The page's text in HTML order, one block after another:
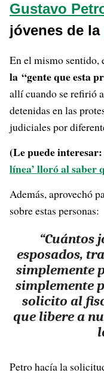
Gustavo
jóvenes de la
En el mismo sentido,
la “gente que esta
allí cuando se refirió
detenidas en las
judiciales por
(Le puede interesar:
línea’ lloró al saber
Además, aprovechó
sobre estas personas:
“Cuántos
esposados,
simplemente
simplemente
solicito al
que libere a
Petro hacía la